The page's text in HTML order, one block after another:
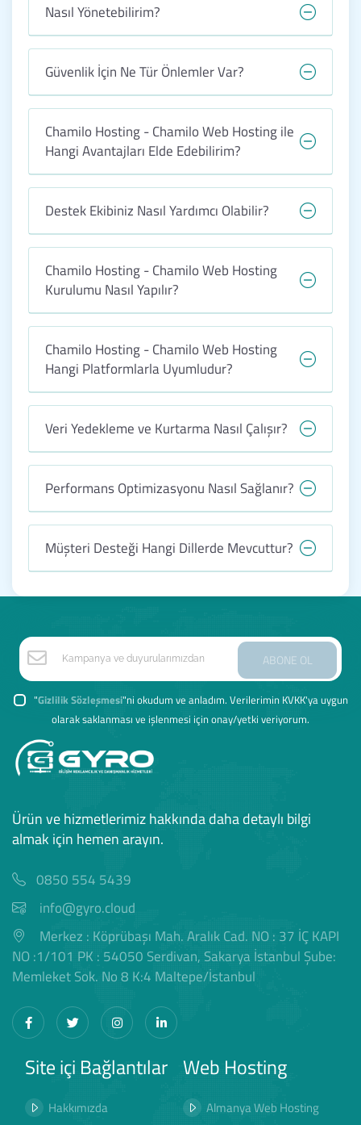
Nasıl Yönetebilirim?
Güvenlik İçin Ne Tür Önlemler Var?
Chamilo Hosting - Chamilo Web Hosting ile
Hangi Avantajları Elde Edebilirim?
Destek Ekibiniz Nasıl Yardımcı Olabilir?
Chamilo Hosting - Chamilo Web Hosting
Kurulumu Nasıl Yapılır?
Chamilo Hosting - Chamilo Web Hosting
Hangi Platformlarla Uyumludur?
Veri Yedekleme ve Kurtarma Nasıl Çalışır?
Performans Optimizasyonu Nasıl Sağlanır?
Müşteri Desteği Hangi Dillerde Mevcuttur?
ABONE OL
"Gizlilik Sözleşmesi"ni okudum ve anladım. Verilerimin KVKK'ya uygun
olarak saklanması ve işlenmesi için onay/yetki veriyorum.
Ürün ve hizmetlerimiz hakkında daha detaylı bilgi
almak için hemen arayın.
0850 554 5439
info@gyro.cloud
Merkez : Köprübaşı Mah. Aralık Cad. NO : 37 İÇ KAPI
NO :1/101 PK : 54050 Serdivan, Sakarya İstanbul Şube:
Memleket Sok. No 8 K:4 Maltepe/İstanbul
Site içi Bağlantılar
Hakkımızda
Web Hosting
Almanya Web Hosting